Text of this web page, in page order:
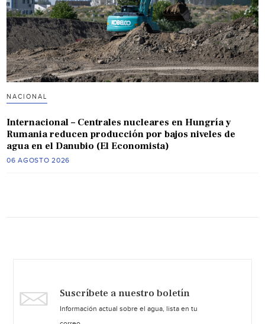
NACIONAL
Internacional – Centrales nucleares en Hungría y
Rumania reducen producción por bajos niveles de
agua en el Danubio (El Economista)
06 AGOSTO 2026
Suscríbete a nuestro boletín
Información actual sobre el agua, lista en tu